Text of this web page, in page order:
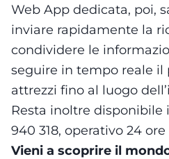
Web App dedicata, poi,
inviare rapidamente la
condividere le
seguire in tempo reale il
attrezzi fino al luogo
Resta inoltre disponibile
940 318, operativo 24
Vieni a scoprire il